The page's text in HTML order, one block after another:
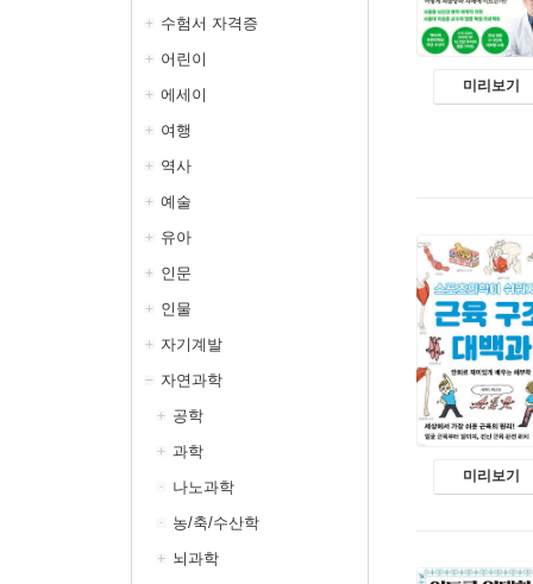
수험서 자격증
어린이
에세이
여행
역사
예술
유아
인문
인물
자기계발
자연과학
공학
과학
나노과학
농/축/수산학
뇌과학
미리보기
미리보기